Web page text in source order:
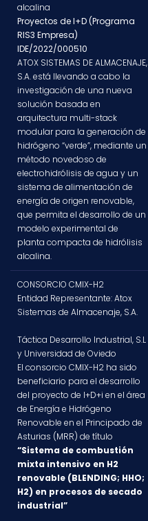
alcalina
Proyectos de I+D (Programa
RIS3 Empresa)
IDE/2022/000510
ATOX SISTEMAS DE ALMACENAJE,
S.A. está llevando a cabo la
investigación de una nueva
solución basada en
arquitectura multi-stack
modular para la generación de
hidrógeno “verde”, mediante un
método novedoso de
electrohidrólisis de agua y un
sistema de alimentación de
energía de origen renovable,
que permita el desarrollo de un
modelo experimental de
planta compacta de hidrólisis
alcalina.
CONSORCIO CMIX-H2
Entidad Representante: Atox
Sistemas de Almacenaje, S.A.
Táctica Desarrollo Industrial, S.L
y Universidad de Oviedo
El consorcio CMIX-H2 ha sido
beneficiario para el desarrollo
del proyecto de I+D+i en el área
de Energía e Hidrógeno
Renovable en el Principado de
Asturias (MRR) de título
“Sistema de combustión
mixta intensivo en H2
renovable (BLENDING; HHO;
H2) en procesos de secado
industrial”